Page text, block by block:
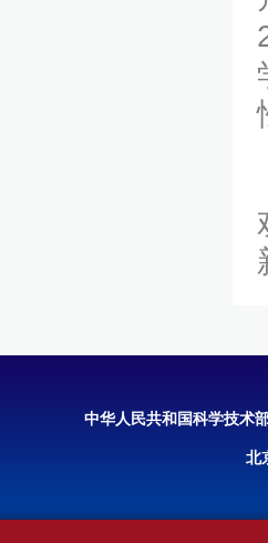
中华人民共和国科学技术
北